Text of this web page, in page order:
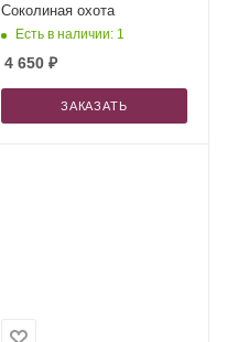
Соколиная охота
Есть в наличии: 1
4 650₽
ЗАКАЗАТЬ